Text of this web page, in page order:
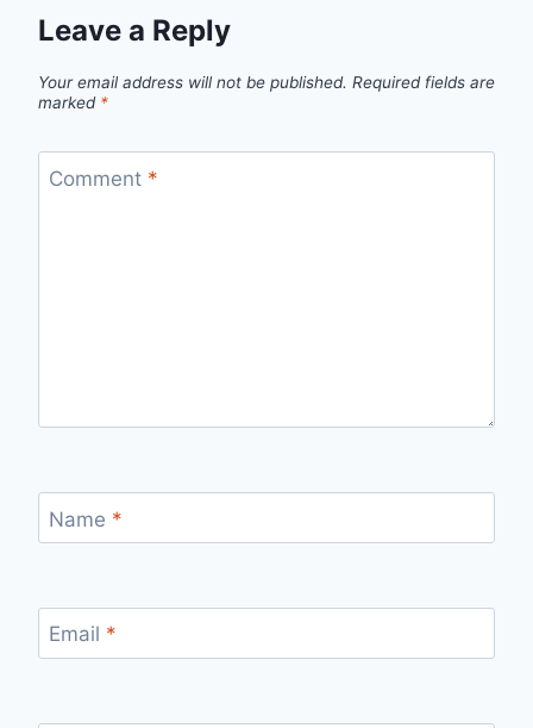
Leave a Reply
Your email address will not be published. Required fields are
marked *
Comment *
Name *
Email *